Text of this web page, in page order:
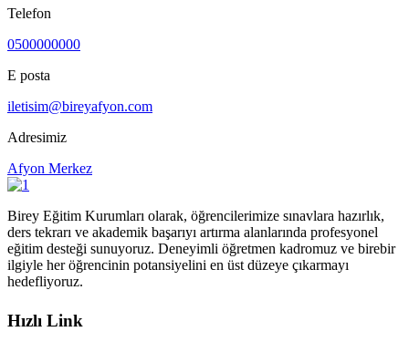
Telefon
0500000000
E posta
iletisim@bireyafyon.com
Adresimiz
Afyon Merkez
Birey Eğitim Kurumları olarak, öğrencilerimize sınavlara hazırlık,
ders tekrarı ve akademik başarıyı artırma alanlarında profesyonel
eğitim desteği sunuyoruz. Deneyimli öğretmen kadromuz ve birebir
ilgiyle her öğrencinin potansiyelini en üst düzeye çıkarmayı
hedefliyoruz.
Hızlı Link